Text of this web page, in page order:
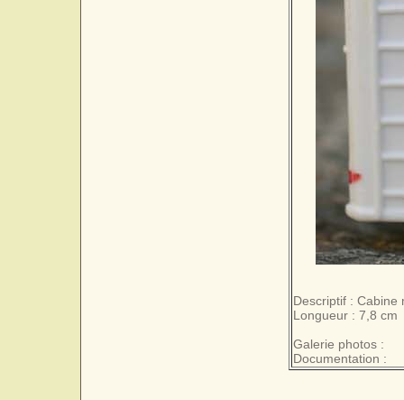
Descriptif : Cabine
Longueur : 7,8 cm
Galerie photos :
Documentation :